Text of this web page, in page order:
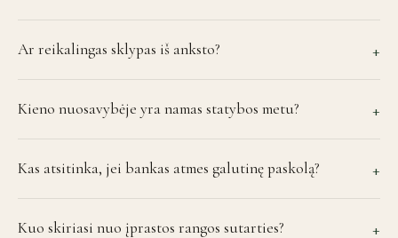
Ar reikalingas sklypas iš anksto? +
Kieno nuosavybėje yra namas statybos metu? +
Kas atsitinka, jei bankas atmes galutinę paskolą? +
Kuo skiriasi nuo įprastos rangos sutarties? +